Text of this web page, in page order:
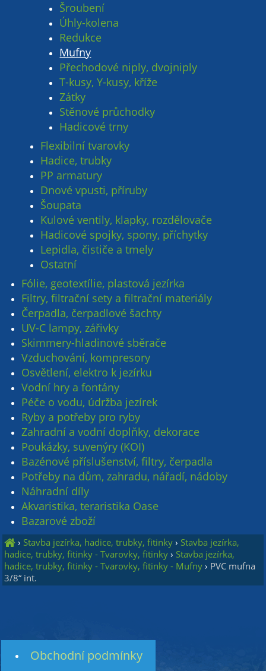
Šroubení
Úhly-kolena
Redukce
Mufny
Přechodové niply, dvojniply
T-kusy, Y-kusy, kříže
Zátky
Stěnové průchodky
Hadicové trny
Flexibilní tvarovky
Hadice, trubky
PP armatury
Dnové vpusti, příruby
Šoupata
Kulové ventily, klapky, rozdělovače
Hadicové spojky, spony, příchytky
Lepidla, čističe a tmely
Ostatní
Fólie, geotextílie, plastová jezírka
Filtry, filtrační sety a filtrační materiály
Čerpadla, čerpadlové šachty
UV-C lampy, zářivky
Skimmery-hladinové sběrače
Vzduchování, kompresory
Osvětlení, elektro k jezírku
Vodní hry a fontány
Péče o vodu, údržba jezírek
Ryby a potřeby pro ryby
Zahradní a vodní doplňky, dekorace
Poukázky, suvenýry (KOI)
Bazénové příslušenství, filtry, čerpadla
Potřeby na dům, zahradu, nářadí, nádoby
Náhradní díly
Akvaristika, teraristika Oase
Bazarové zboží
› Stavba jezírka, hadice, trubky, fitinky › Stavba jezírka,
hadice, trubky, fitinky - Tvarovky, fitinky › Stavba jezírka,
hadice, trubky, fitinky - Tvarovky, fitinky - Mufny › PVC mufna
3/8“ int.
Obchodní podmínky